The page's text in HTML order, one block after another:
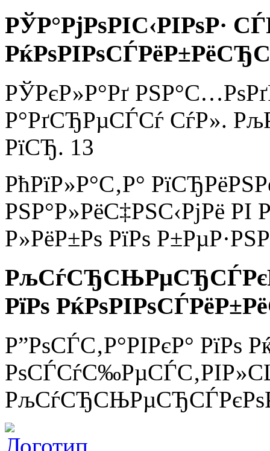
РЎР°РјРѕРІС‹РІРѕР·
РЎРєР»Р°Рґ
Р°РґСЂРµСЃСѓ СѓР».
РїСЂ. 13
РћРїР»Р°С‚Р°
РЅР°Р»РёС‡РЅС‹РјРё РІ
Р»РёР±Рѕ РїРѕ
РїРѕ
Р”РѕСЃС‚Р°РІРєР° РїРѕ